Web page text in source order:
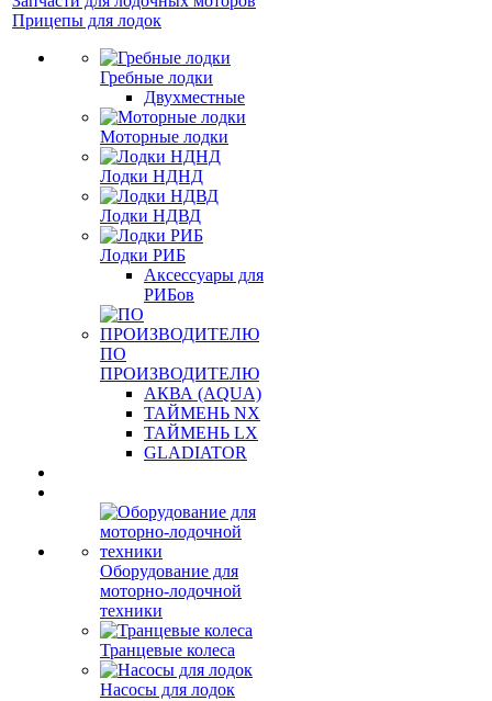
Прицепы для лодок
Гребные лодки
Двухместные
Моторные лодки
Лодки НДНД
Лодки НДВД
Лодки РИБ
Аксессуары для
РИБов
ПО
ПРОИЗВОДИТЕЛЮ
АКВА (AQUA)
ТАЙМЕНЬ NX
ТАЙМЕНЬ LX
GLADIATOR
Оборудование для
моторно-лодочной
техники
Транцевые колеса
Насосы для лодок